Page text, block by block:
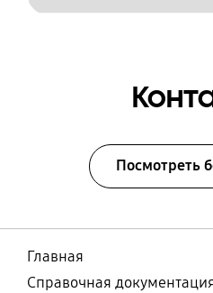
Посмотреть
Главная
Справочная